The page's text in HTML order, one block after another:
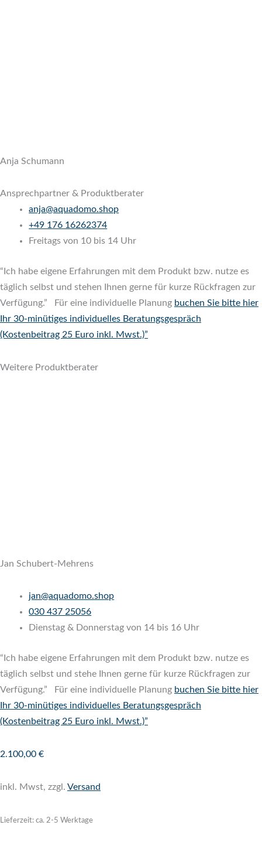
Anja Schumann
Ansprechpartner & Produktberater
anja@aquadomo.shop
+49 176 16262374
Freitags von 10 bis 14 Uhr
“Ich habe eigene Erfahrungen mit dem Produkt bzw. nutze es
täglich selbst und stehen Ihnen gerne für kurze Rückfragen zur
Verfügung.” Für eine individuelle Planung buchen Sie bitte hier
Ihr 30-minütiges individuelles Beratungsgespräch
(Kostenbeitrag 25 Euro inkl. Mwst.)”
Weitere Produktberater
Jan Schubert-Mehrens
jan@aquadomo.shop
030 437 25056
Dienstag & Donnerstag von 14 bis 16 Uhr
“Ich habe eigene Erfahrungen mit dem Produkt bzw. nutze es
täglich selbst und stehe Ihnen gerne für kurze Rückfragen zur
Verfügung.” Für eine individuelle Planung buchen Sie bitte hier
Ihr 30-minütiges individuelles Beratungsgespräch
(Kostenbeitrag 25 Euro inkl. Mwst.)”
2.100,00 €
inkl. Mwst, zzgl. Versand
Lieferzeit: ca. 2-5 Werktage